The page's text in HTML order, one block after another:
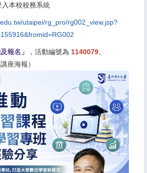
入本校校務系統
utaipei/rg_pro/rg002_view.jsp?
報名」 ，活動編號為 1140079。
座海報）